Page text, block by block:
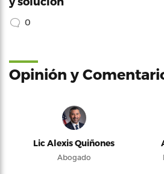
0
Opinión y
Lic Alexis Quiñones
Abogado